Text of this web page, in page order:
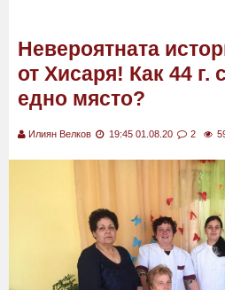
Невероятната
от Хисаря! Как 44 г.
едно място?
Илиян Велков 19:45 01.08.20 2